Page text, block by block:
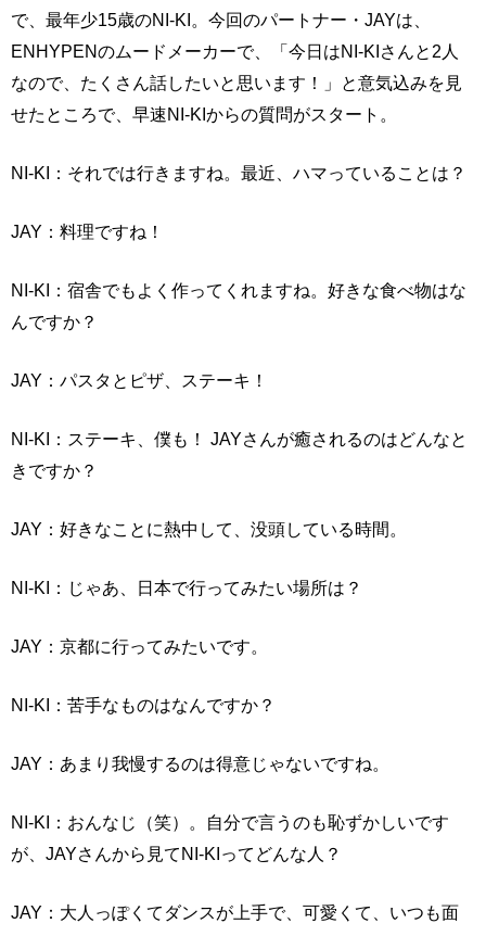
で、最年少15歳のNI-KI。今回のパートナー・JAYは、
ENHYPENのムードメーカーで、「今日はNI-KIさんと2人
なので、たくさん話したいと思います！」と意気込みを見
せたところで、早速NI-KIからの質問がスタート。
NI-KI：それでは行きますね。最近、ハマっていることは？
JAY：料理ですね！
NI-KI：宿舎でもよく作ってくれますね。好きな食べ物はな
んですか？
JAY：パスタとピザ、ステーキ！
NI-KI：ステーキ、僕も！ JAYさんが癒されるのはどんなと
きですか？
JAY：好きなことに熱中して、没頭している時間。
NI-KI：じゃあ、日本で行ってみたい場所は？
JAY：京都に行ってみたいです。
NI-KI：苦手なものはなんですか？
JAY：あまり我慢するのは得意じゃないですね。
NI-KI：おんなじ（笑）。自分で言うのも恥ずかしいです
が、JAYさんから見てNI-KIってどんな人？
JAY：大人っぽくてダンスが上手で、可愛くて、いつも面